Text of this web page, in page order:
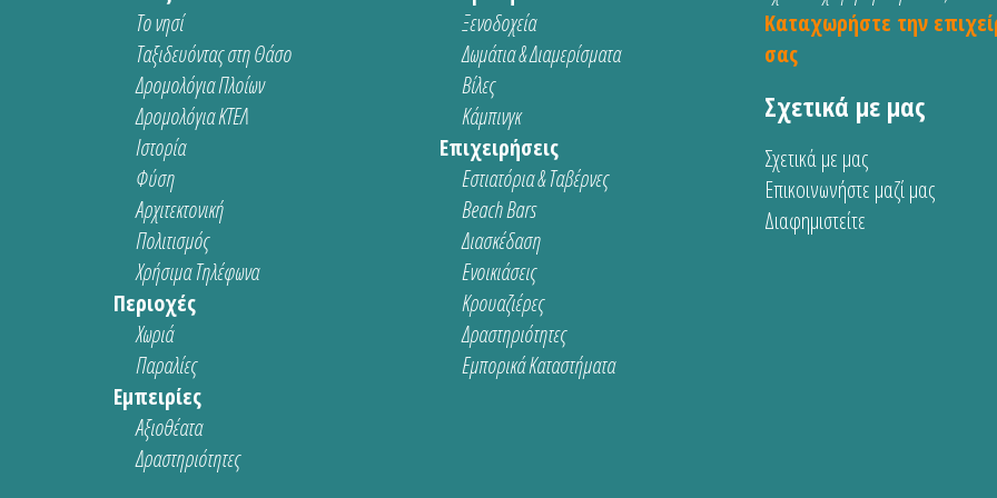
Το νησί
Ταξιδευόντας στη Θάσο
Δρομολόγια Πλοίων
Δρομολόγια ΚΤΕΛ
Ιστορία
Φύση
Αρχιτεκτονική
Πολιτισμός
Χρήσιμα Τηλέφωνα
Περιοχές
Χωριά
Παραλίες
Εμπειρίες
Αξιοθέατα
Δραστηριότητες
Ξενοδοχεία
Δωμάτια & Διαμερίσματα
Βίλες
Κάμπινγκ
Επιχειρήσεις
Εστιατόρια & Ταβέρνες
Beach Bars
Διασκέδαση
Ενοικιάσεις
Κρουαζιέρες
Δραστηριότητες
Εμπορικά Καταστήματα
Καταχωρήστε την
σας
Σχετικά με μας
Σχετικά με μας
Επικοινωνήστε μαζί μας
Διαφημιστείτε